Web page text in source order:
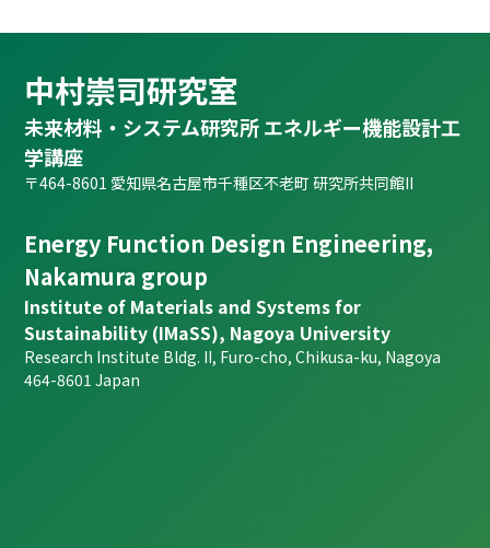
中村崇司研究室
未来材料・システム研究所 エネルギー機能設計工
学講座
〒464-8601 愛知県名古屋市千種区不老町 研究所共同館II
Energy Function Design Engineering,
Nakamura group
Institute of Materials and Systems for
Sustainability (IMaSS), Nagoya University
Research Institute Bldg. II, Furo-cho, Chikusa-ku, Nagoya
464-8601 Japan